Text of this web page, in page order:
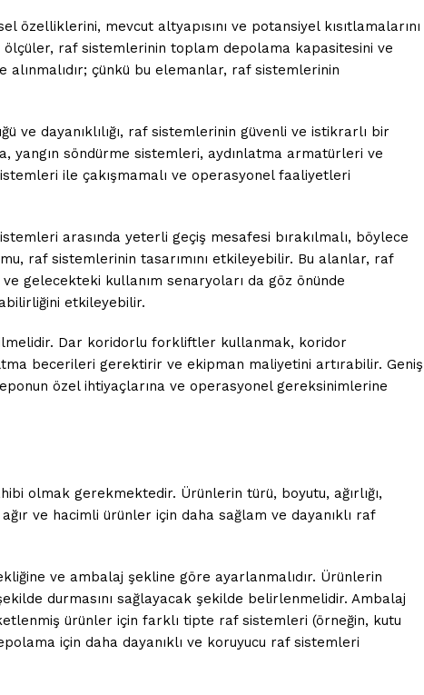
mevcut altyapısını ve potansiyel kısıtlamalarını
ölçüler, raf sistemlerinin toplam depolama kapasitesini ve
çünkü bu elemanlar, raf sistemlerinin
ve dayanıklılığı, raf sistemlerinin güvenli ve istikrarlı bir
yangın söndürme sistemleri, aydınlatma armatürleri ve
ile çakışmamalı ve operasyonel faaliyetleri
arasında yeterli geçiş mesafesi bırakılmalı, böylece
raf sistemlerinin tasarımını etkileyebilir. Bu alanlar, raf
gelecekteki kullanım senaryoları da göz önünde
etkileyebilir.
Dar koridorlu forkliftler kullanmak, koridor
becerileri gerektirir ve ekipman maliyetini artırabilir. Geniş
özel ihtiyaçlarına ve operasyonel gereksinimlerine
olmak gerekmektedir. Ürünlerin türü, boyutu, ağırlığı,
ve hacimli ürünler için daha sağlam ve dayanıklı raf
ve ambalaj şekline göre ayarlanmalıdır. Ürünlerin
durmasını sağlayacak şekilde belirlenmelidir. Ambalaj
ürünler için farklı tipte raf sistemleri (örneğin, kutu
için daha dayanıklı ve koruyucu raf sistemleri